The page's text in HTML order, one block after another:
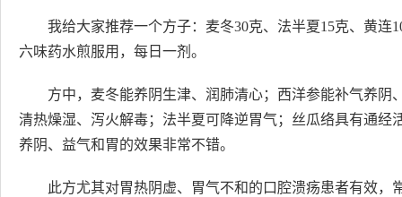
我给大家推荐一个方子：麦冬30克、法半夏15克、黄连
六味药水煎服用，每日一剂。
方中，麦冬能养阴生津、润肺清心；西洋参能补气养
清热燥湿、泻火解毒；法半夏可降逆胃气；丝瓜络具有通
养阴、益气和胃的效果非常不错。
此方尤其对胃热阴虚、胃气不和的口腔溃疡患者有效